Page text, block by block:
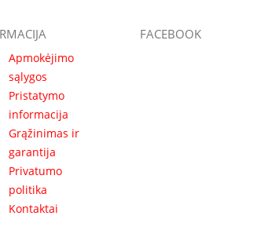
Apmokėjimo
sąlygos
Pristatymo
informacija
Grąžinimas ir
garantija
Privatumo
politika
Kontaktai
FACEBOOK